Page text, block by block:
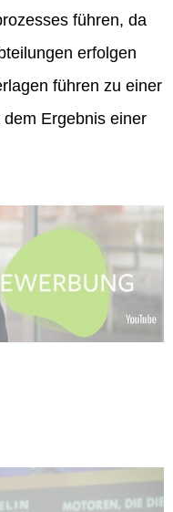
führen, da
erfolgen
führen zu einer
Ergebnis einer